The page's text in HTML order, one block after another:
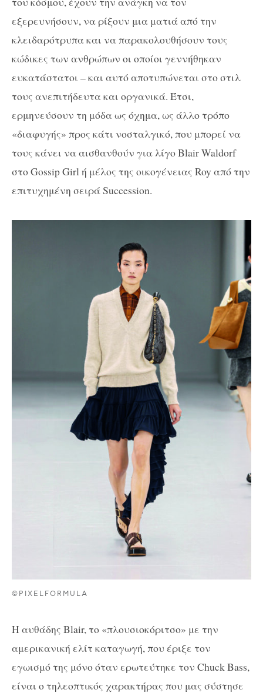
εξερευνήσουν, να ρίξουν μια ματιά από την
κλειδαρότρυπα και να παρακολουθήσουν τους
κώδικες των ανθρώπων οι οποίοι γεννήθηκαν
ευκατάστατοι – και αυτό αποτυπώνεται στο στιλ
τους ανεπιτήδευτα και οργανικά. Έτσι,
ερμηνεύσουν τη μόδα ως όχημα, ως άλλο τρόπο
«διαφυγής» προς κάτι νοσταλγικό, που μπορεί να
τους κάνει να αισθανθούν για λίγο Blair Waldorf
στο Gossip Girl ή μέλος της οικογένειας Roy από την
επιτυχημένη σειρά Succession.
©PIXELFORMULA
Η αυθάδης Blair, το «πλουσιοκόριτσο» με την
αμερικανική ελίτ καταγωγή, που έριξε τον
εγωισμό της μόνο όταν ερωτεύτηκε τον Chuck Bass,
είναι ο τηλεοπτικός χαρακτήρας που μας σύστησε